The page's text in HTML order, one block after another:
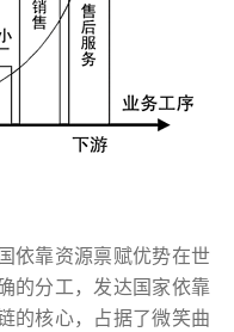
依靠资源禀赋优势在世
的分工，发达国家依靠
的核心，占据了微笑曲